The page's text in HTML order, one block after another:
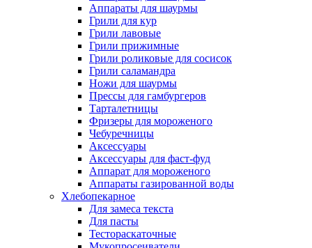
Аппараты для шаурмы
Грили для кур
Грили лавовые
Грили прижимные
Грили роликовые для сосисок
Грили саламандра
Ножи для шаурмы
Прессы для гамбургеров
Тарталетницы
Фризеры для мороженого
Чебуречницы
Аксессуары
Аксессуары для фаст-фуд
Аппарат для мороженого
Аппараты газированной воды
Хлебопекарное
Для замеса текста
Для пасты
Тестораскаточные